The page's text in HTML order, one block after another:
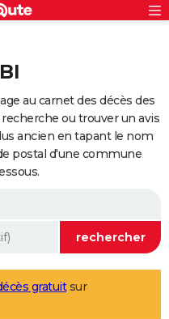
au carnet des décès des
ou trouver un avis
ancien en tapant le nom
postal d'une commune
gratuitsur